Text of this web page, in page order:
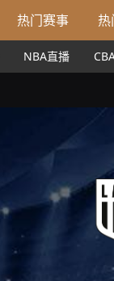
热门赛事
NBA直播